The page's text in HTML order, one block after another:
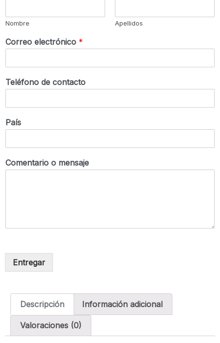
Nombre Apellidos
Correo electrónico *
Teléfono de contacto
País
Comentario o mensaje
Entregar
Descripción Información adicional
Valoraciones (0)